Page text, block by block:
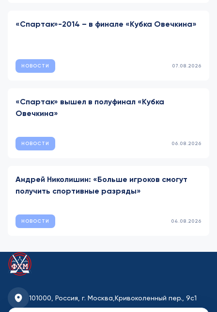
«Спартак»-2014 – в финале «Кубка Овечкина»
НОВОСТИ 07.08.2026
«Спартак» вышел в полуфинал «Кубка
Овечкина»
НОВОСТИ 06.08.2026
Андрей Николишин: «Больше игроков смогут
получить спортивные разряды»
НОВОСТИ 04.08.2026
101000, Россия, г. Москва, Кривоколенный пер., 9с1